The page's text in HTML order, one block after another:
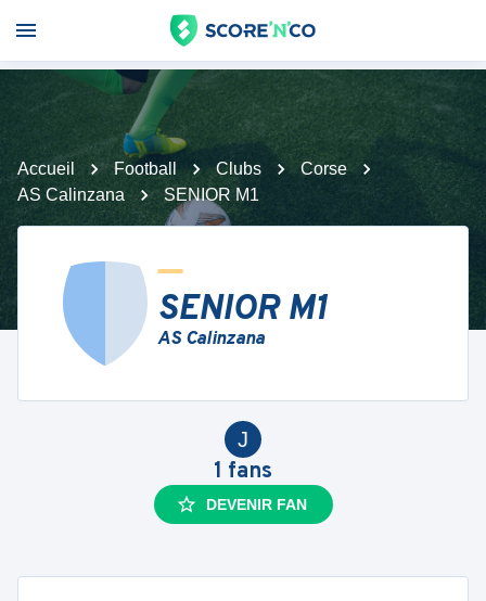
Accueil Football Clubs
Corse
AS Calinzana
SENIOR M1
SENIOR M1
AS Calinzana
J
1 fans
DEVENIR FAN